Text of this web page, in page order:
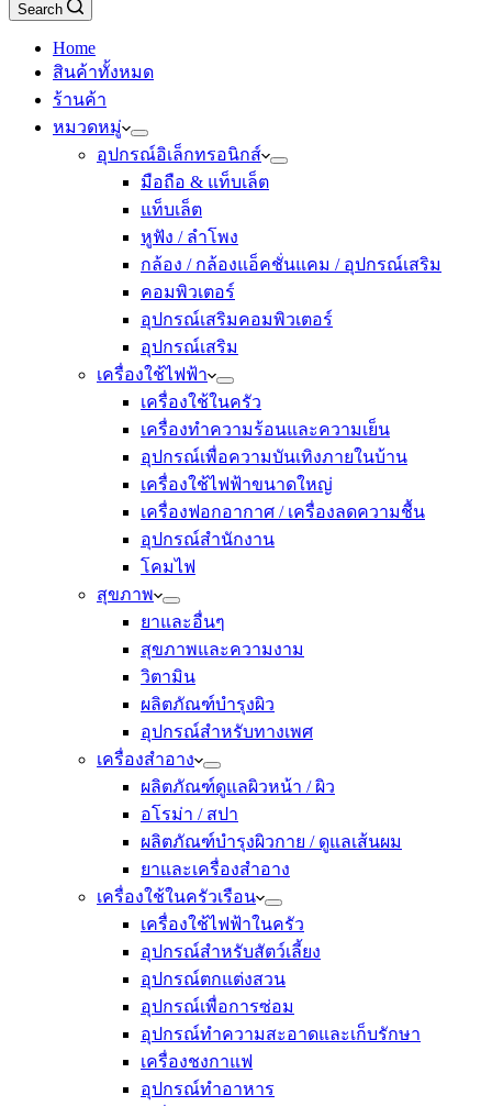
Search
Home
สินค้าทั้งหมด
ร้านค้า
หมวดหมู่
อุปกรณ์อิเล็กทรอนิกส์
มือถือ & แท็บเล็ต
แท็บเล็ต
หูฟัง / ลำโพง
กล้อง / กล้องแอ็คชั่นแคม / อุปกรณ์เสริม
คอมพิวเตอร์
อุปกรณ์เสริมคอมพิวเตอร์
อุปกรณ์เสริม
เครื่องใช้ไฟฟ้า
เครื่องใช้ในครัว
เครื่องทำความร้อนและความเย็น
อุปกรณ์เพื่อความบันเทิงภายในบ้าน
เครื่องใช้ไฟฟ้าขนาดใหญ่
เครื่องฟอกอากาศ / เครื่องลดความชื้น
อุปกรณ์สำนักงาน
โคมไฟ
สุขภาพ
ยาและอื่นๆ
สุขภาพและความงาม
วิตามิน
ผลิตภัณฑ์บำรุงผิว
อุปกรณ์สำหรับทางเพศ
เครื่องสำอาง
ผลิตภัณฑ์ดูแลผิวหน้า / ผิว
อโรม่า / สปา
ผลิตภัณฑ์บำรุงผิวกาย / ดูแลเส้นผม
ยาและเครื่องสำอาง
เครื่องใช้ในครัวเรือน
เครื่องใช้ไฟฟ้าในครัว
อุปกรณ์สำหรับสัตว์เลี้ยง
อุปกรณ์ตกแต่งสวน
อุปกรณ์เพื่อการซ่อม
อุปกรณ์ทำความสะอาดและเก็บรักษา
เครื่องชงกาแฟ
อุปกรณ์ทำอาหาร